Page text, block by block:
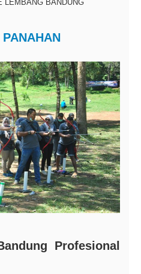
PANAHAN
Profesional